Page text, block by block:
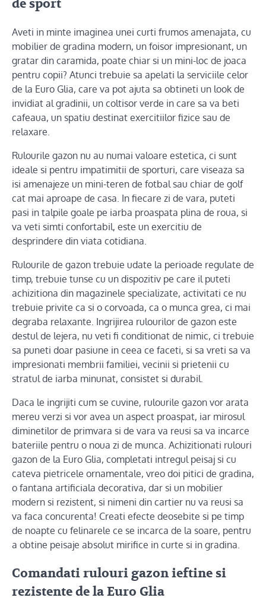
de sport
Aveti in minte imaginea unei curti frumos amenajata, cu
mobilier de gradina modern, un foisor impresionant, un
gratar din caramida, poate chiar si un mini-loc de joaca
pentru copii? Atunci trebuie sa apelati la serviciile celor
de la Euro Glia, care va pot ajuta sa obtineti un look de
invidiat al gradinii, un coltisor verde in care sa va beti
cafeaua, un spatiu destinat exercitiilor fizice sau de
relaxare.
Rulourile gazon nu au numai valoare estetica, ci sunt
ideale si pentru impatimitii de sporturi, care viseaza sa
isi amenajeze un mini-teren de fotbal sau chiar de golf
cat mai aproape de casa. In fiecare zi de vara, puteti
pasi in talpile goale pe iarba proaspata plina de roua, si
va veti simti confortabil, este un exercitiu de
desprindere din viata cotidiana.
Rulourile de gazon trebuie udate la perioade regulate de
timp, trebuie tunse cu un dispozitiv pe care il puteti
achizitiona din magazinele specializate, activitati ce nu
trebuie privite ca si o corvoada, ca o munca grea, ci mai
degraba relaxante. Ingrijirea rulourilor de gazon este
destul de lejera, nu veti fi conditionat de nimic, ci trebuie
sa puneti doar pasiune in ceea ce faceti, si sa vreti sa va
impresionati membrii familiei, vecinii si prietenii cu
stratul de iarba minunat, consistet si durabil.
Daca le ingrijiti cum se cuvine, rulourile gazon vor arata
mereu verzi si vor avea un aspect proaspat, iar mirosul
diminetilor de primvara si de vara va reusi sa va incarce
bateriile pentru o noua zi de munca. Achizitionati rulouri
gazon de la Euro Glia, completati intregul peisaj si cu
cateva pietricele ornamentale, vreo doi pitici de gradina,
o fantana artificiala decorativa, dar si un mobilier
modern si rezistent, si nimeni din cartier nu va reusi sa
va faca concurenta! Creati efecte deosebite si pe timp
de noapte cu felinarele ce se incarca de la soare, pentru
a obtine peisaje absolut mirifice in curte si in gradina.
Comandati rulouri gazon ieftine si
rezistente de la Euro Glia